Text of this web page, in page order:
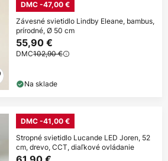
DMC -47,00 €
Závesné svietidlo Lindby Eleane, bambus,
prírodné, Ø 50 cm
55,90 €
DMC102,90 €
Na sklade
DMC -41,00 €
Stropné svietidlo Lucande LED Joren, 52
cm, drevo, CCT, diaľkové ovládanie